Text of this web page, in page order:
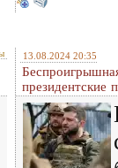
13.08.2024 20:35
президентские